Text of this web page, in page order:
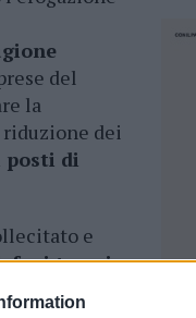
del
la
dei
posti di
e
i tempi